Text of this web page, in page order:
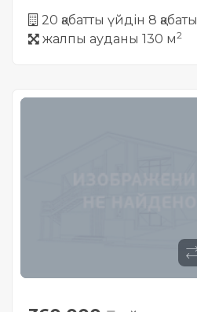
20 қабатты үйдін 8 қабаты
жалпы ауданы 130 м2